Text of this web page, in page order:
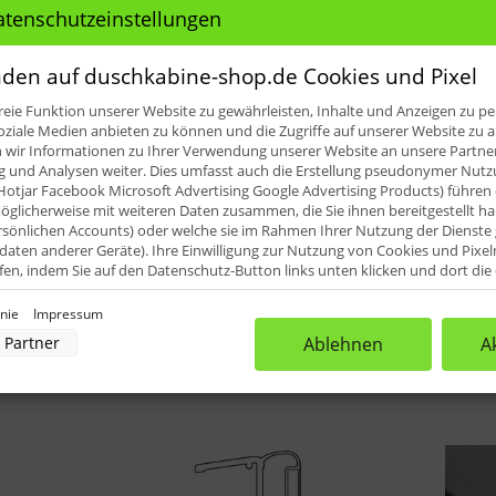
für: HSK Favorit Nova Drehtür
14,5 mm (Ersatzteilübersicht Pos. 21, 23)
(1.000 mm). Diese können dann vor Ort an die
auf duschkabine-shop.de Cookies und Pixel
Funktion unserer Website zu gewährleisten, Inhalte und Anzeigen zu
Medien anbieten zu können und die Zugriffe auf unserer Website zu
wir Informationen zu Ihrer Verwendung unserer Website an unsere
und Analysen weiter. Dies umfasst auch die Erstellung pseudonymer
Facebook Microsoft Advertising Google Advertising Products) führen
mit weiteren Daten zusammen, die Sie ihnen bereitgestellt
Accounts) oder welche sie im Rahmen Ihrer Nutzung der
anderer Geräte). Ihre Einwilligung zur Nutzung von Cookies und
indem Sie auf den Datenschutz-Button links unten klicken und dort
durch unsere Partner:
Daten zur Auswahl von Werbeanzeigen
für personalisierte Werbung
von Inhalten
durch Statistiken oder Kombinationen von Daten aus verschiedenen Quellen
Impressum
Partner Ablehnen